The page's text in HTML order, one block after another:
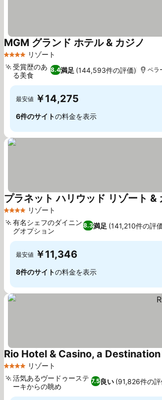
4 ホテルのランク
リゾート
MGM グランド ホテル & カジノ
8.4満足 (144,593件の評価)
受賞歴のあ
る美食
ベラ
最安値 ￥14,275
6件のサイトの料金を表示
4 ホテルのランク
リゾート
プラネット ハリウッド リゾート &
8.3満足 (141,210件の評
有名シェフのダイニン
グオプション
最安値 ￥11,346
8件のサイトの料金を表示
4 ホテルのランク
リゾート
Rio Hotel & Casino, a
7.5良い (91,826件の
活気あるヴードゥーステ
ーキからの眺め